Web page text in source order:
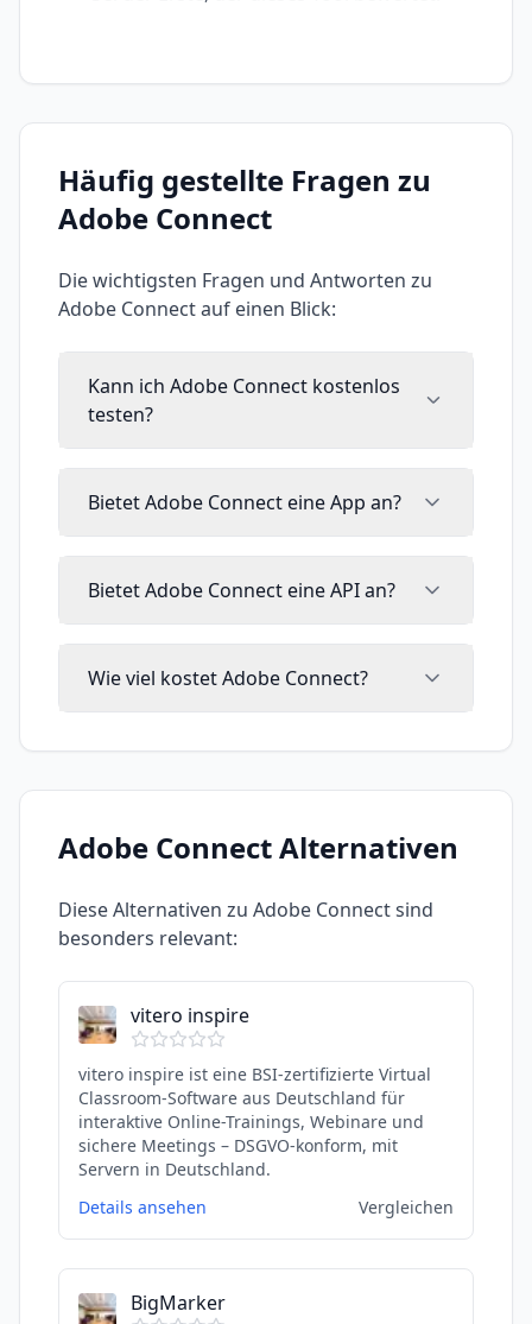
Häufig gestellte Fragen zu
Adobe Connect
Die wichtigsten Fragen und Antworten zu
Adobe Connectauf einen Blick:
Kann ich Adobe Connect kostenlos
testen?
Bietet Adobe Connect eine App an?
Bietet Adobe Connect eine API an?
Wie viel kostet Adobe Connect?
Adobe ConnectAlternativen
Diese Alternativen zu Adobe Connectsind
besonders relevant:
vitero inspire
vitero inspire ist eine BSI-zertifizierte Virtual
Classroom-Software aus Deutschland für
interaktive Online-Trainings, Webinare und
sichere Meetings – DSGVO-konform, mit
Servern in Deutschland.
Details ansehen
Vergleichen
BigMarker